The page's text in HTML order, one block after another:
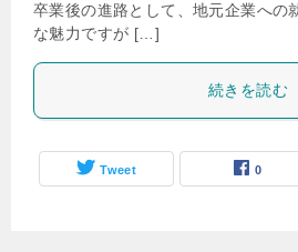
卒業後の進路として、地元企業への
な魅力ですが […]
続きを読む
Tweet 0